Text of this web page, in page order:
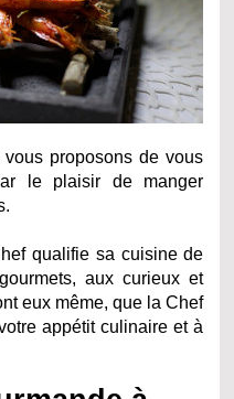
proposons de vous
le plaisir de manger
qualifie sa cuisine de
aux curieux et
eux même, que la Chef
appétit culinaire et à